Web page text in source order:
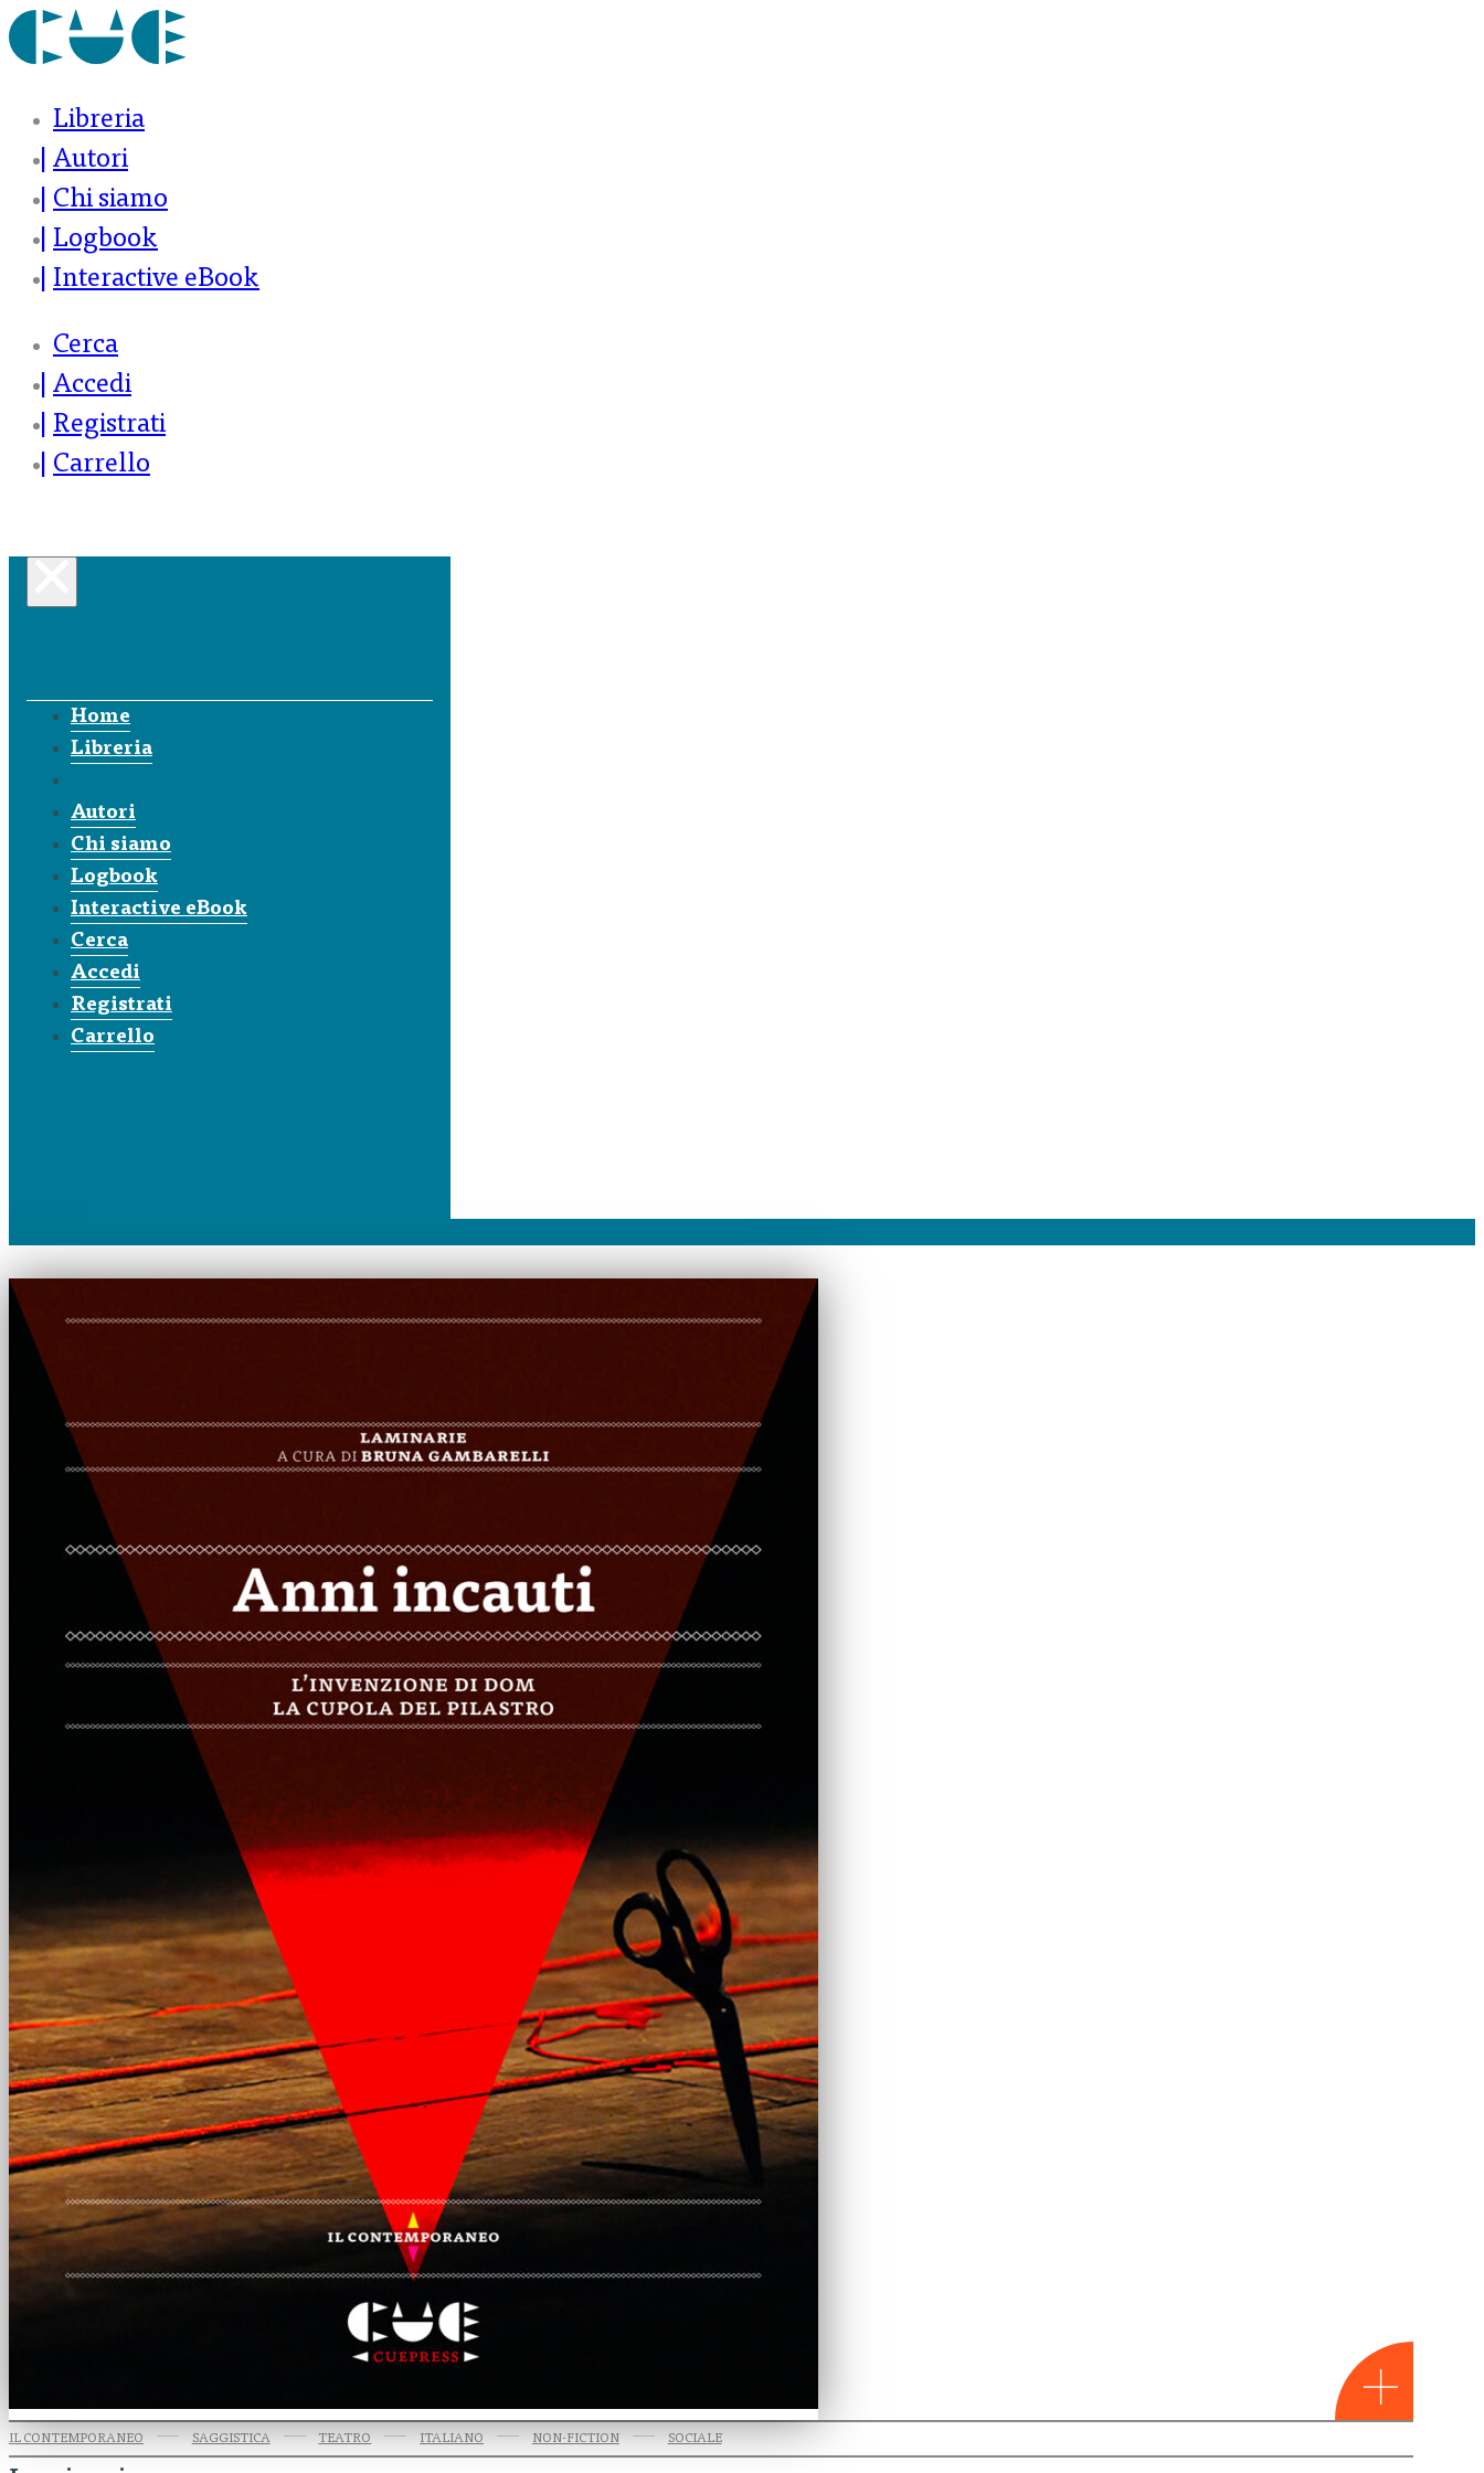
Libreria
Autori
Chi siamo
Logbook
Interactive eBook
Cerca
Accedi
Registrati
Carrello
Home
Libreria
Autori
Chi siamo
Logbook
Interactive eBook
Cerca
Accedi
Registrati
Carrello
IL CONTEMPORANEO SAGGISTICA TEATRO ITALIANO NON-FICTION SOCIALE